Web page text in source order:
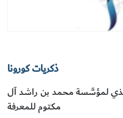
ذكريات كورونا
لمؤسَّسة محمد بن راشد آل
مكتوم للمعرفة